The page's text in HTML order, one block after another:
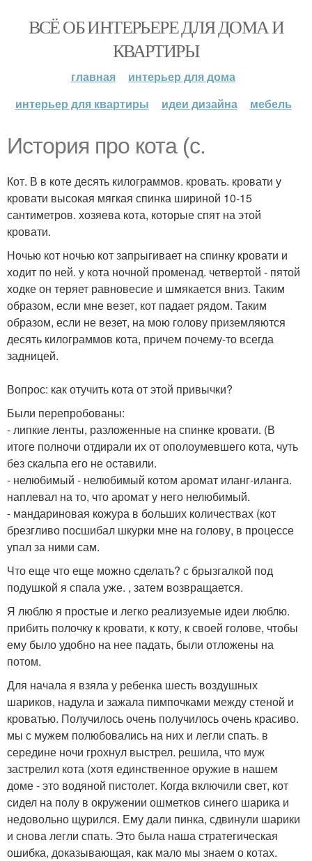
ВСЁ ОБ ИНТЕРЬЕРЕ ДЛЯ ДОМА И
КВАРТИРЫ
главная
интерьер для дома
интерьер для квартиры
идеи дизайна мебель
История про кота (с.
Кот. В в коте десять килограммов. кровать. кровати у
кровати высокая мягкая спинка шириной 10-15
сантиметров. хозяева кота, которые спят на этой
кровати.
Ночью кот ночью кот запрыгивает на спинку кровати и
ходит по ней. у кота ночной променад. четвертой - пятой
ходке он теряет равновесие и шмякается вниз. Таким
образом, если мне везет, кот падает рядом. Таким
образом, если не везет, на мою голову приземляются
десять килограммов кота, причем почему-то всегда
задницей.
Вопрос: как отучить кота от этой привычки?
Были перепробованы:
- липкие ленты, разложенные на спинке кровати. (В
итоге полночи отдирали их от ополоумевшего кота, чуть
без скальпа его не оставили.
- нелюбимый - нелюбимый котом аромат иланг-иланга.
наплевал на то, что аромат у него нелюбимый.
- мандариновая кожура в больших количествах (кот
брезгливо посшибал шкурки мне на голову, в процессе
упал за ними сам.
Что еще что еще можно сделать? с брызгалкой под
подушкой я спала уже. , затем возвращается.
Я люблю я простые и легко реализуемые идеи люблю.
прибить полочку к кровати, к коту, к своей голове, чтобы
ему было удобно на нее падать, были отложены на
потом.
Для начала я взяла у ребенка шесть воздушных
шариков, надула и зажала пимпочками между стеной и
кроватью. Получилось очень получилось очень красиво.
мы с мужем полюбовались на них и легли спать. в
середине ночи грохнул выстрел. решила, что муж
застрелил кота (хотя единственное оружие в нашем
доме - это водяной пистолет. Когда включили свет, кот
сидел на полу в окружении ошметков синего шарика и
недовольно щурился. Ему дали пинка, сдвинули шарики
и снова легли спать. Это была наша стратегическая
ошибка, доказывающая, как мало мы знаем о котах.